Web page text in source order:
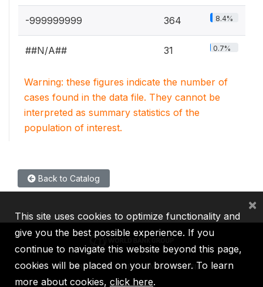
-999999999 364 8.4%
##N/A## 31 0.7%
Warning: these figures indicate the number of
cases found in the data file. They cannot be
interpreted as summary statistics of the
population of interest.
Back to Catalog
IBRD IDA IFC MIGA ICSID
This site uses cookies to optimize functionality and
give you the best possible experience. If you
continue to navigate this website beyond this page,
cookies will be placed on your browser. To learn
more about cookies, click here.
×